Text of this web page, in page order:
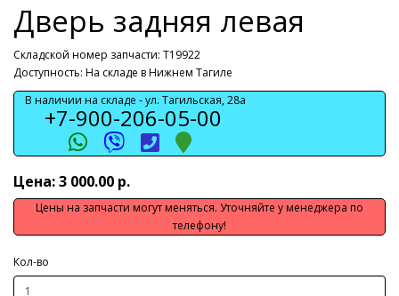
Дверь задняя левая
Складской номер запчасти: T19922
Доступность: На складе в Нижнем Тагиле
В наличии на складе -ул. Тагильская, 28а
+7-900-206-05-00
Цена: 3 000.00 р.
Цены на запчасти могут меняться. Уточняйте у менеджера по
телефону!
Кол-во